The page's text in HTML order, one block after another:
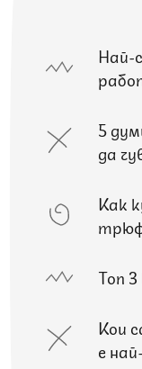
Най-
5
да
Как
Топ
Кои
е